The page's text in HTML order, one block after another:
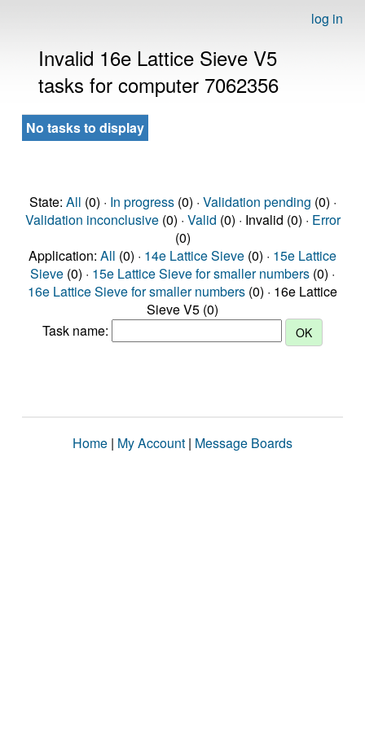
log in
Invalid 16e Lattice Sieve V5
tasks for computer 7062356
No tasks to display
State: All (0) · In progress(0) · Validation pending (0) ·
Validation inconclusive(0) · Valid (0) · Invalid (0) · Error
(0)
Application: All (0) · 14e Lattice Sieve (0) · 15e Lattice
Sieve (0) · 15e Lattice Sieve for smaller numbers (0) ·
16e Lattice Sieve for smaller numbers (0) · 16e Lattice
Sieve V5 (0)
Task name:
Home | My Account | Message Boards